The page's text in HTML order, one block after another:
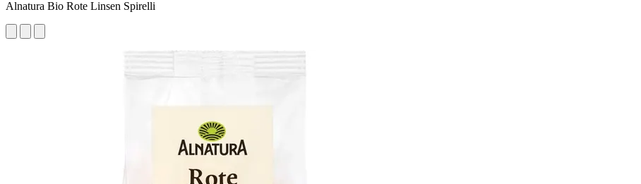
Alnatura Bio Rote Linsen Spirelli